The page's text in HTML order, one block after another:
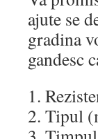
ajute se
gradina
gandesc
1.
2. Tipul